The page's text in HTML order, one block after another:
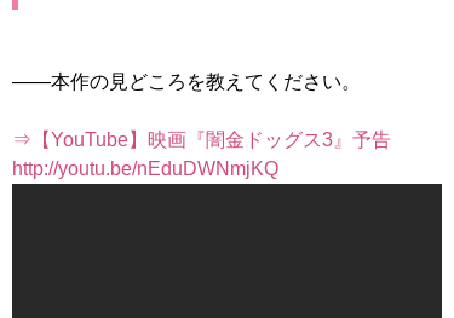
――本作の見どころを教えてください。
⇒【YouTube】映画『闇金ドッグス3』予告
http://youtu.be/nEduDWNmjKQ